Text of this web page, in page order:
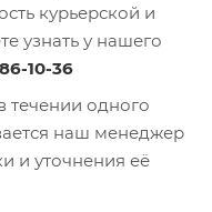
курьерской и
узнать у нашего
10-36
течении одного
наш менеджер
и уточнения её